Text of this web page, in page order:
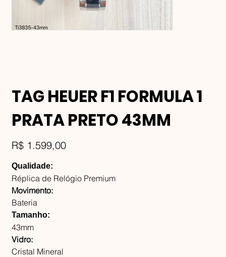
TAG HEUER F1 FORMULA 1
PRATA PRETO 43MM
Preço
R$ 1.599,00
Qualidade:
Réplica de Relógio Premium
Movimento:
Bateria
Tamanho:
43mm
Vidro:
Cristal Mineral